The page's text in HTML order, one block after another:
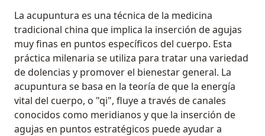
La acupuntura es una técnica de la medicina
tradicional china que implica la inserción de agujas
muy finas en puntos específicos del cuerpo. Esta
práctica milenaria se utiliza para tratar una variedad
de dolencias y promover el bienestar general. La
acupuntura se basa en la teoría de que la energía
vital del cuerpo, o "qi", fluye a través de canales
conocidos como meridianos y que la inserción de
agujas en puntos estratégicos puede ayudar a